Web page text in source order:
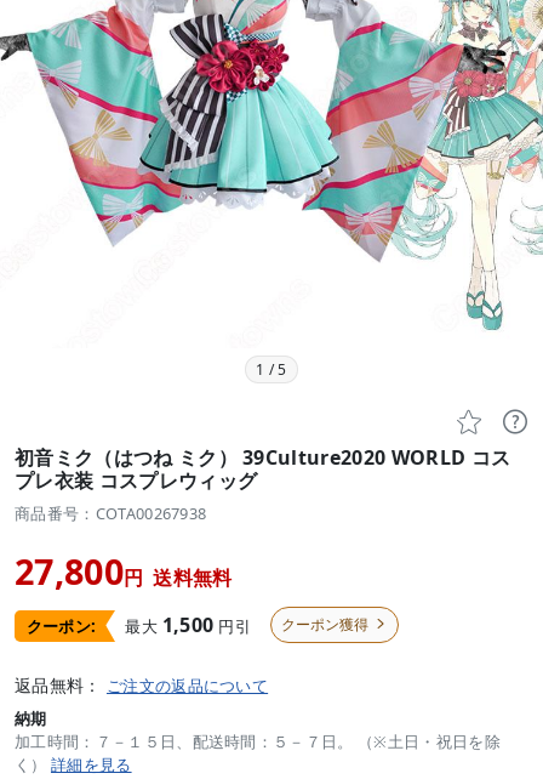
1 /5
 
初音ミク（はつね ミク） 39Culture2020 WORLD コス
プレ衣装 コスプレウィッグ
商品番号：COTA00267938
27,800円 送料無料
クーポン: 最大 1,500 円引 クーポン獲得 
返品無料： ご注文の返品について
納期
加工時間：７－１５日、配送時間：５－７日。 （※土日・祝日を除
く） 詳細を見る